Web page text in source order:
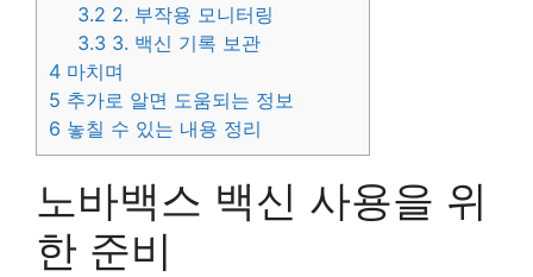
3.2 2. 부작용 모니터링
3.3 3. 백신 기록 보관
4 마치며
5 추가로 알면 도움되는 정보
6 놓칠 수 있는 내용 정리
노바백스 백신 사용을 위
한 준비